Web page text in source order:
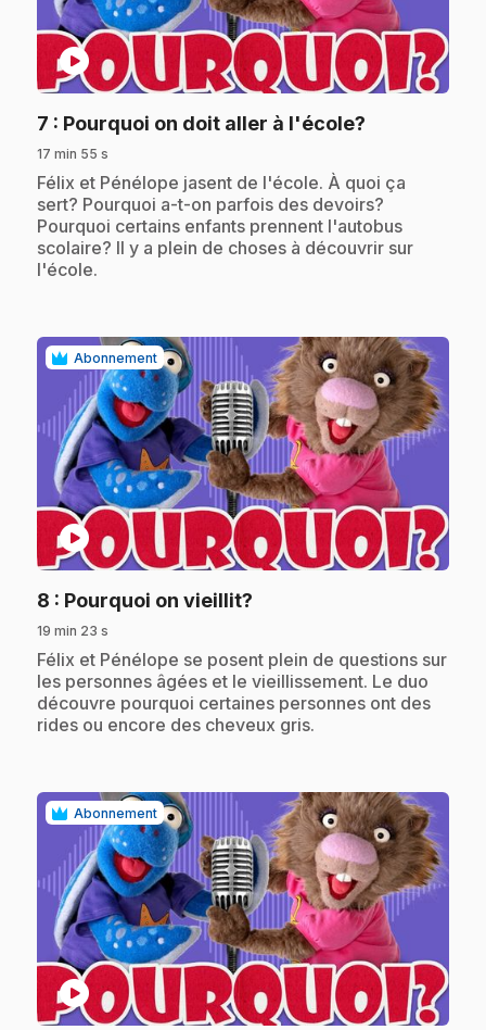
play_circle
7 : Pourquoi on doit aller à l'école?
17 min 55 s
.Félix et Pénélope jasent de l'école. À quoi ça
sert? Pourquoi a-t-on parfois des devoirs?
Pourquoi certains enfants prennent l'autobus
scolaire? Il y a plein de choses à découvrir sur
l'école.
Abonnement
play_circle
8 : Pourquoi on vieillit?
19 min 23 s
.Félix et Pénélope se posent plein de questions sur
les personnes âgées et le vieillissement. Le duo
découvre pourquoi certaines personnes ont des
rides ou encore des cheveux gris.
Abonnement
play_circle